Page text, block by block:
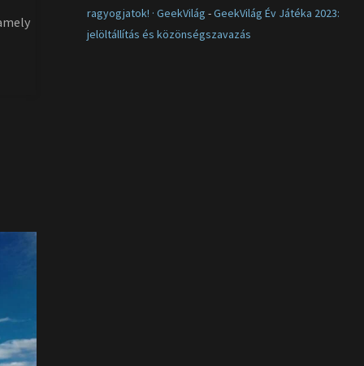
ragyogjatok! · GeekVilág -GeekVilág Év Játéka 2023:
jelöltállítás és közönségszavazás